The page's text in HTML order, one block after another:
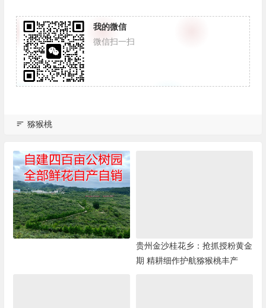
我的微信
微信扫一扫
猕猴桃
贵州金沙桂花乡：抢抓授粉黄金
期 精耕细作护航猕猴桃丰产